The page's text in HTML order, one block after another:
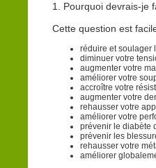
1. Pourquoi devrais-je
Cette question est
réduire et soulager
diminuer votre
augmenter votre
améliorer votre
accroître votre
augmenter votre
rehausser votre
améliorer votre
prévenir le diabète
prévenir les
rehausser votre
améliorer